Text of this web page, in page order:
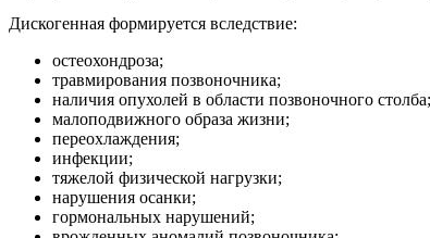
Дискогенная формируется вследствие:
остеохондроза;
травмирования позвоночника;
наличия опухолей в области позвоночного столба;
малоподвижного образа жизни;
переохлаждения;
инфекции;
тяжелой физической нагрузки;
нарушения осанки;
гормональных нарушений;